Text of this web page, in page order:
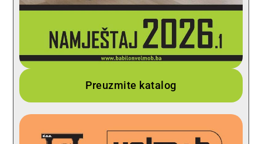
Preuzmite katalog